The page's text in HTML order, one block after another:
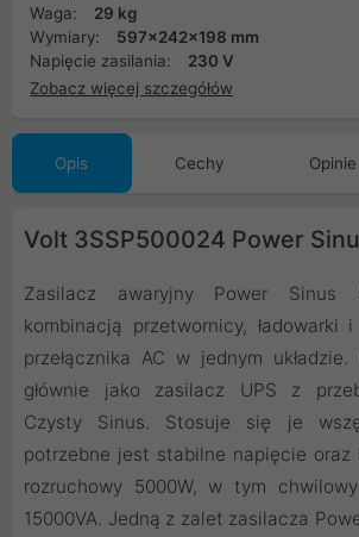
Waga:
29 kg
Wymiary:
597x242x198 mm
Napięcie zasilania:
230 V
Zobacz więcej szczegółów
Opis Cechy Opinie
Volt 3SSP500024 Power
Zasilacz awaryjny Power
kombinacją przetwornicy, ładowarki
przełącznika AC w jednym układzie.
głównie jako zasilacz UPS z
Czysty Sinus. Stosuje się je
potrzebne jest stabilne napięcie oraz
rozruchowy 5000W, w tym
15000VA. Jedną z zalet zasilacza